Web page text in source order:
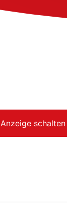
Anzeige schalten